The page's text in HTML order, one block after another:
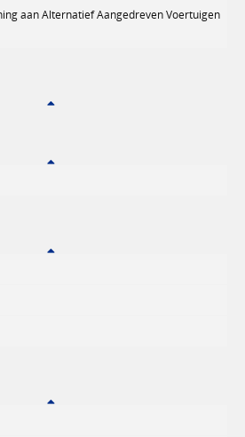
aan Alternatief Aangedreven Voertuigen